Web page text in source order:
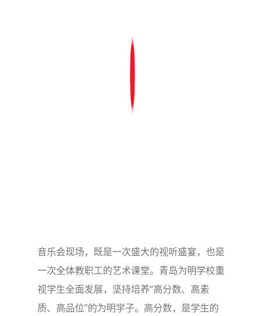
音乐会现场，既是一次盛大的视听盛宴，也是
一次全体教职工的艺术课堂。青岛为明学校重
视学生全面发展，坚持培养“高分数、高素
质、高品位”的为明学子。高分数，是学生的